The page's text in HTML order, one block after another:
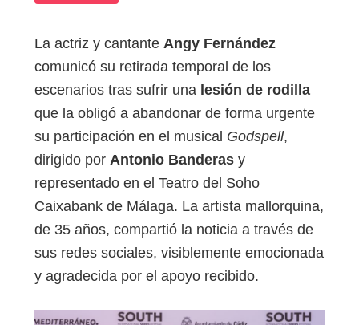
La actriz y cantante Angy Fernández
comunicó su retirada temporal de los
escenarios tras sufrir una lesión de rodilla
que la obligó a abandonar de forma urgente
su participación en el musical Godspell,
dirigido por Antonio Banderas y
representado en el Teatro del Soho
Caixabank de Málaga. La artista mallorquina,
de 35 años, compartió la noticia a través de
sus redes sociales, visiblemente emocionada
y agradecida por el apoyo recibido.